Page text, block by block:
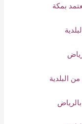
بمكة
البلدية